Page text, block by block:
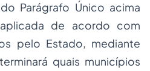
Parágrafo Único acima
de acordo com
pelo Estado, mediante
quais municípios